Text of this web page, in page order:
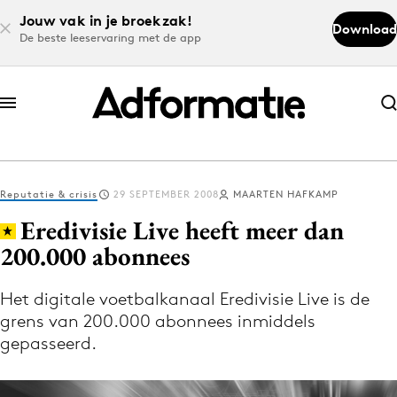
Jouw vak in je broekzak!
De beste leeservaring met de app
Download
Abonneer nu
Abonneer nu
Log in
Volg het laatste nieuws via de Adformatie
Nieuws app
Reputatie & crisis 29 SEPTEMBER 2008 MAARTEN HAFKAMP
Eredivisie Live heeft meer dan
200.000 abonnees
Het digitale voetbalkanaal Eredivisie Live is de
grens van 200.000 abonnees inmiddels
gepasseerd.